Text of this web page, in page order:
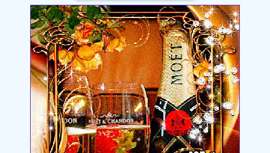
Загрузка картинки...